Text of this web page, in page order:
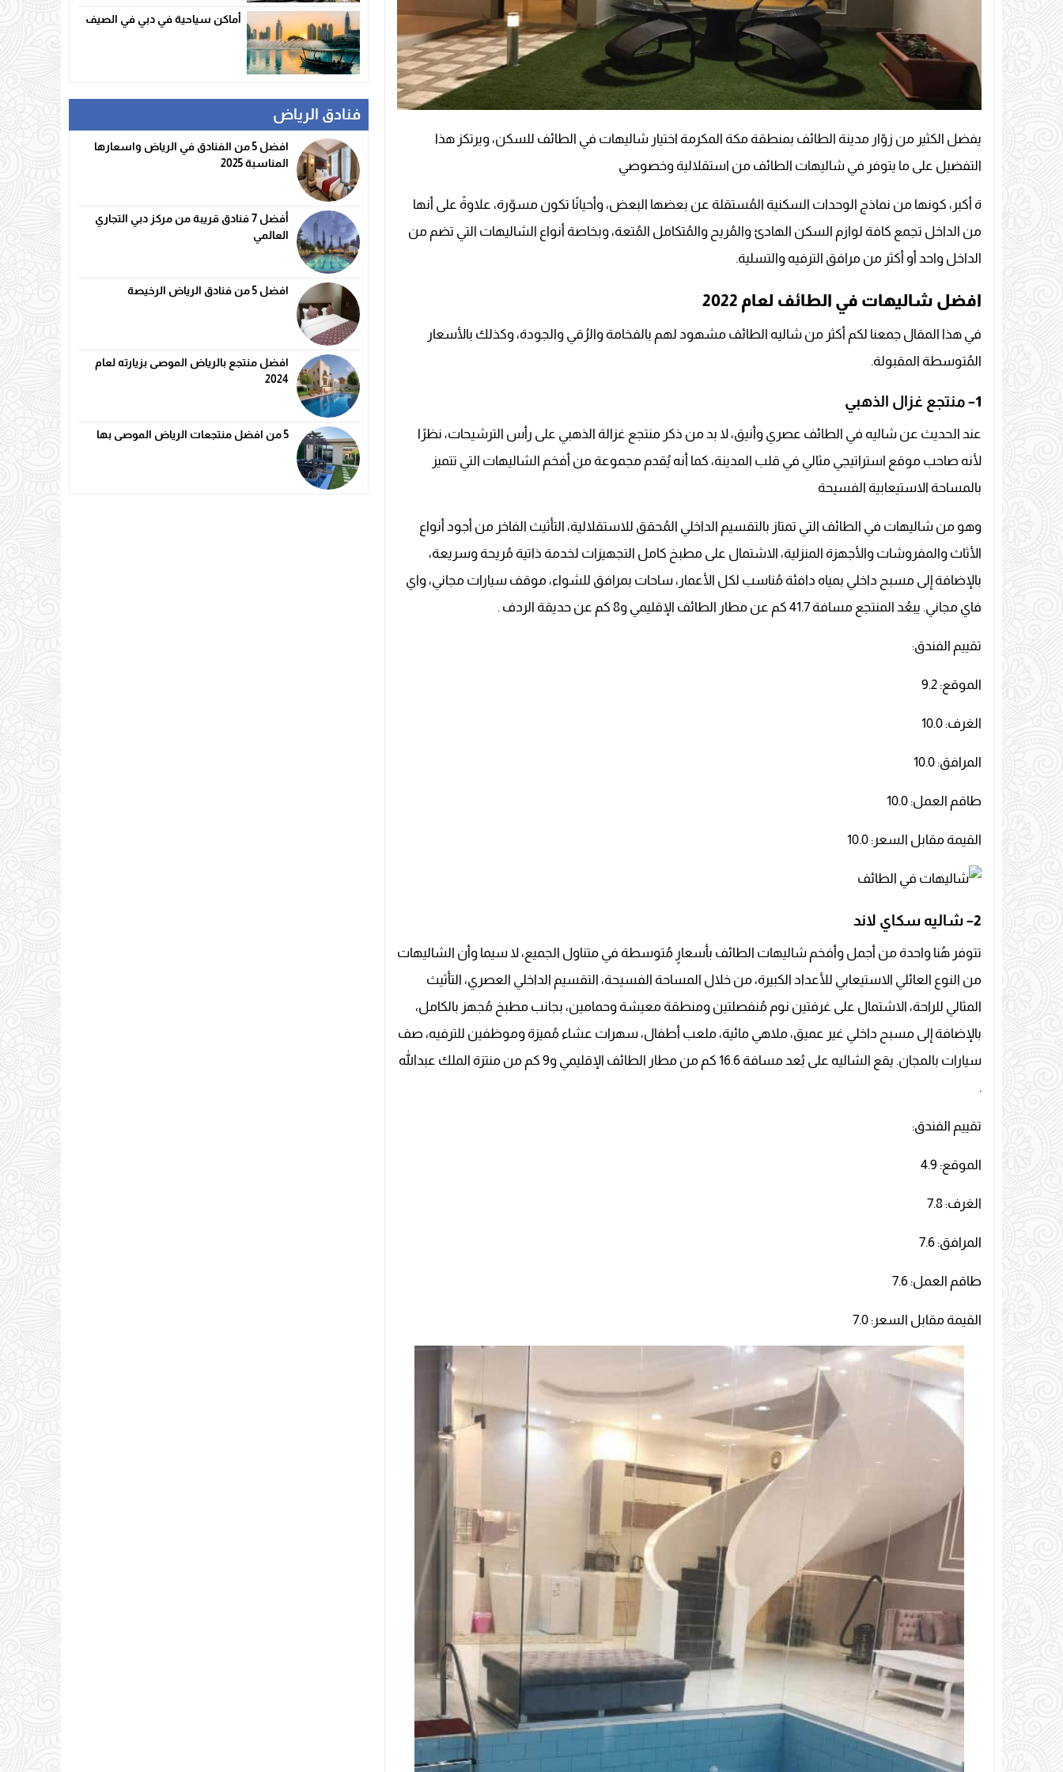
يفضل الكثير من زوّار مدينة الطائف بمنطقة مكة المكرمة اختيار شاليهات في الطائف للسكن، ويرتكز هذا
التفضيل على ما يتوفر في شاليهات الطائف من استقلالية وخصوصي
ة أكبر، كونها من نماذج الوحدات السكنية المُستقلة عن بعضها البعض، وأحيانًا تكون مسوّرة، علاوةً على أنها
من الداخل تجمع كافة لوازم السكن الهادئ والمُريح والمُتكامل المُتعة، وبخاصة أنواع الشاليهات التي تضم من
الداخل واحد أو أكثر من مرافق الترفيه والتسلية.
افضل شاليهات في الطائف لعام 2022
في هذا المقال جمعنا لكم أكثر من شاليه الطائف مشهود لهم بالفخامة والرُقي والجودة، وكذلك بالأسعار
المُتوسطة المقبولة.
1– منتجع غزال الذهبي
عند الحديث عن شاليه في الطائف عصري وأنيق، لا بد من ذكر منتجع غزالة الذهبي على رأس الترشيحات، نظرًا
لأنه صاحب موقع استراتيجي مثالي في قلب المدينة، كما أنه يُقدم مجموعة من أفخم الشاليهات التي تتميز
بالمساحة الاستيعابية الفسيحة
وهو من شاليهات في الطائف التي تمتاز بالتقسيم الداخلي المُحقق للاستقلالية، التأثيث الفاخر من أجود أنواع
الأثاث والمفروشات والأجهزة المنزلية، الاشتمال على مطبخ كامل التجهيزات لخدمة ذاتية مُريحة وسريعة،
بالإضافة إلى مسبح داخلي بمياه دافئة مُناسب لكل الأعمار، ساحات بمرافق للشواء، موقف سيارات مجاني، واي
فاي مجاني. يبعُد المنتجع مسافة 41.7 كم عن مطار الطائف الإقليمي و8 كم عن حديقة الردف .
تقييم الفندق:
الموقع: 9.2
الغرف: 10.0
المرافق: 10.0
طاقم العمل: 10.0
القيمة مقابل السعر: 10.0
2– شاليه سكاي لاند
تتوفر هُنا واحدة من أجمل وأفخم شاليهات الطائف بأسعارٍ مُتوسطة في متناول الجميع، لا سيما وأن الشاليهات
من النوع العائلي الاستيعابي للأعداد الكبيرة، من خلال المساحة الفسيحة، التقسيم الداخلي العصري، التأثيث
المثالي للراحة، الاشتمال على غرفتين نوم مُنفصلتين ومنطقة معيشة وحمامين، بجانب مطبخ مُجهز بالكامل،
بالإضافة إلى مسبح داخلي غير عميق، ملاهي مائية، ملعب أطفال، سهرات عشاء مُميزة وموظفين للترفيه، صف
سيارات بالمجان. يقع الشاليه على بُعد مسافة 16.6 كم من مطار الطائف الإقليمي و9 كم من منتزة الملك عبدالله
.
تقييم الفندق:
الموقع: 4.9
الغرف: 7.8
المرافق: 7.6
طاقم العمل: 7.6
القيمة مقابل السعر: 7.0
أماكن سياحية في دبي في الصيف
فنادق الرياض
افضل 5 من الفنادق في الرياض واسعارها
المناسبة 2025
أفضل 7 فنادق قريبة من مركز دبي التجاري
العالمي
افضل 5 من فنادق الرياض الرخيصة
افضل منتجع بالرياض الموصى بزيارته لعام
2024
5 من افضل منتجعات الرياض الموصى بها